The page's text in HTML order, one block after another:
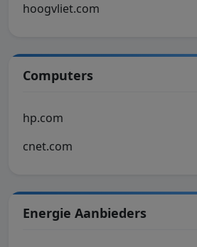
hoogvliet.com
Computers
hp.com
cnet.com
Energie Aanbieders